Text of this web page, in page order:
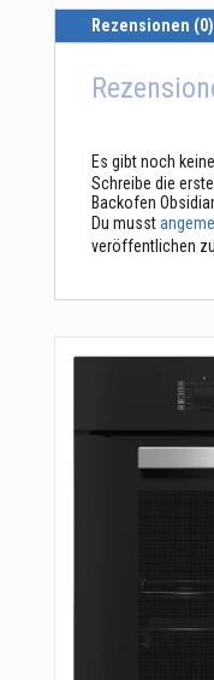
Rezensionen (0)
Es gibt noch
Schreibe die
Backofen
Du musst
veröffentlichen